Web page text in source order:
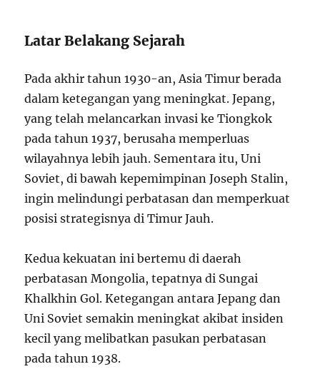
Latar Belakang Sejarah
Pada akhir tahun 1930-an, Asia Timur berada
dalam ketegangan yang meningkat. Jepang,
yang telah melancarkan invasi ke Tiongkok
pada tahun 1937, berusaha memperluas
wilayahnya lebih jauh. Sementara itu, Uni
Soviet, di bawah kepemimpinan Joseph Stalin,
ingin melindungi perbatasan dan memperkuat
posisi strategisnya di Timur Jauh.
Kedua kekuatan ini bertemu di daerah
perbatasan Mongolia, tepatnya di Sungai
Khalkhin Gol. Ketegangan antara Jepang dan
Uni Soviet semakin meningkat akibat insiden
kecil yang melibatkan pasukan perbatasan
pada tahun 1938.